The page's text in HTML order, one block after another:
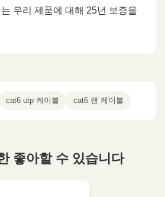
우리 제품에 대해 25년 보증을
cat6 utp 케이블 cat6 랜 케이블
좋아할 수 있습니다